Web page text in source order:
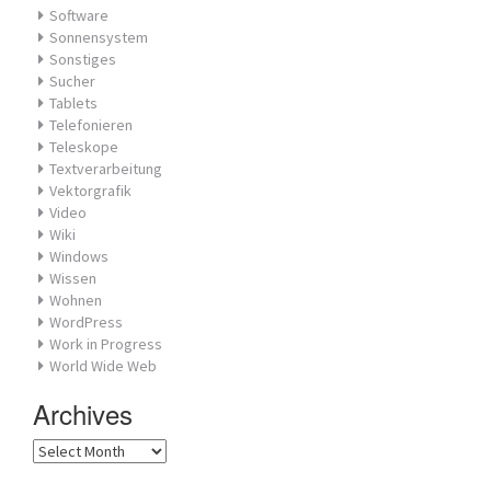
Software
Sonnensystem
Sonstiges
Sucher
Tablets
Telefonieren
Teleskope
Textverarbeitung
Vektorgrafik
Video
Wiki
Windows
Wissen
Wohnen
WordPress
Work in Progress
World Wide Web
Archives
Archives